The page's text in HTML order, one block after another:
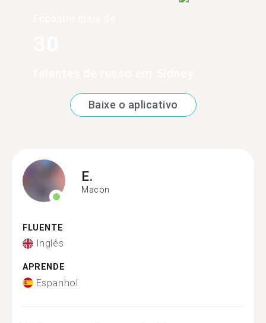
Baixe o aplicativo
E.
Macon
FLUENTE
Inglês
APRENDE
Espanhol